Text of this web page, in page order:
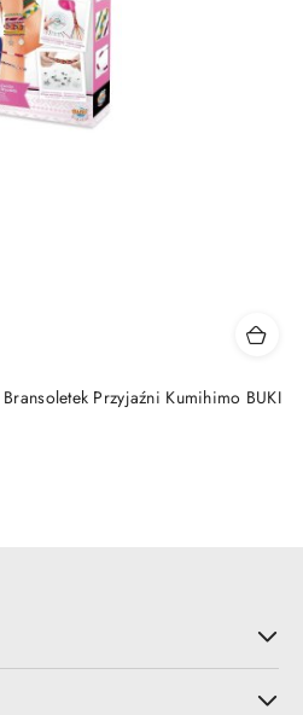
Przyjaźni Kumihimo BUKI